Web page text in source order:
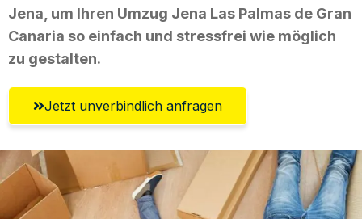
Jena, um Ihren Umzug Jena Las Palmas de Gran
Canaria so einfach und stressfrei wie möglich
zu gestalten.
Jetzt unverbindlich anfragen